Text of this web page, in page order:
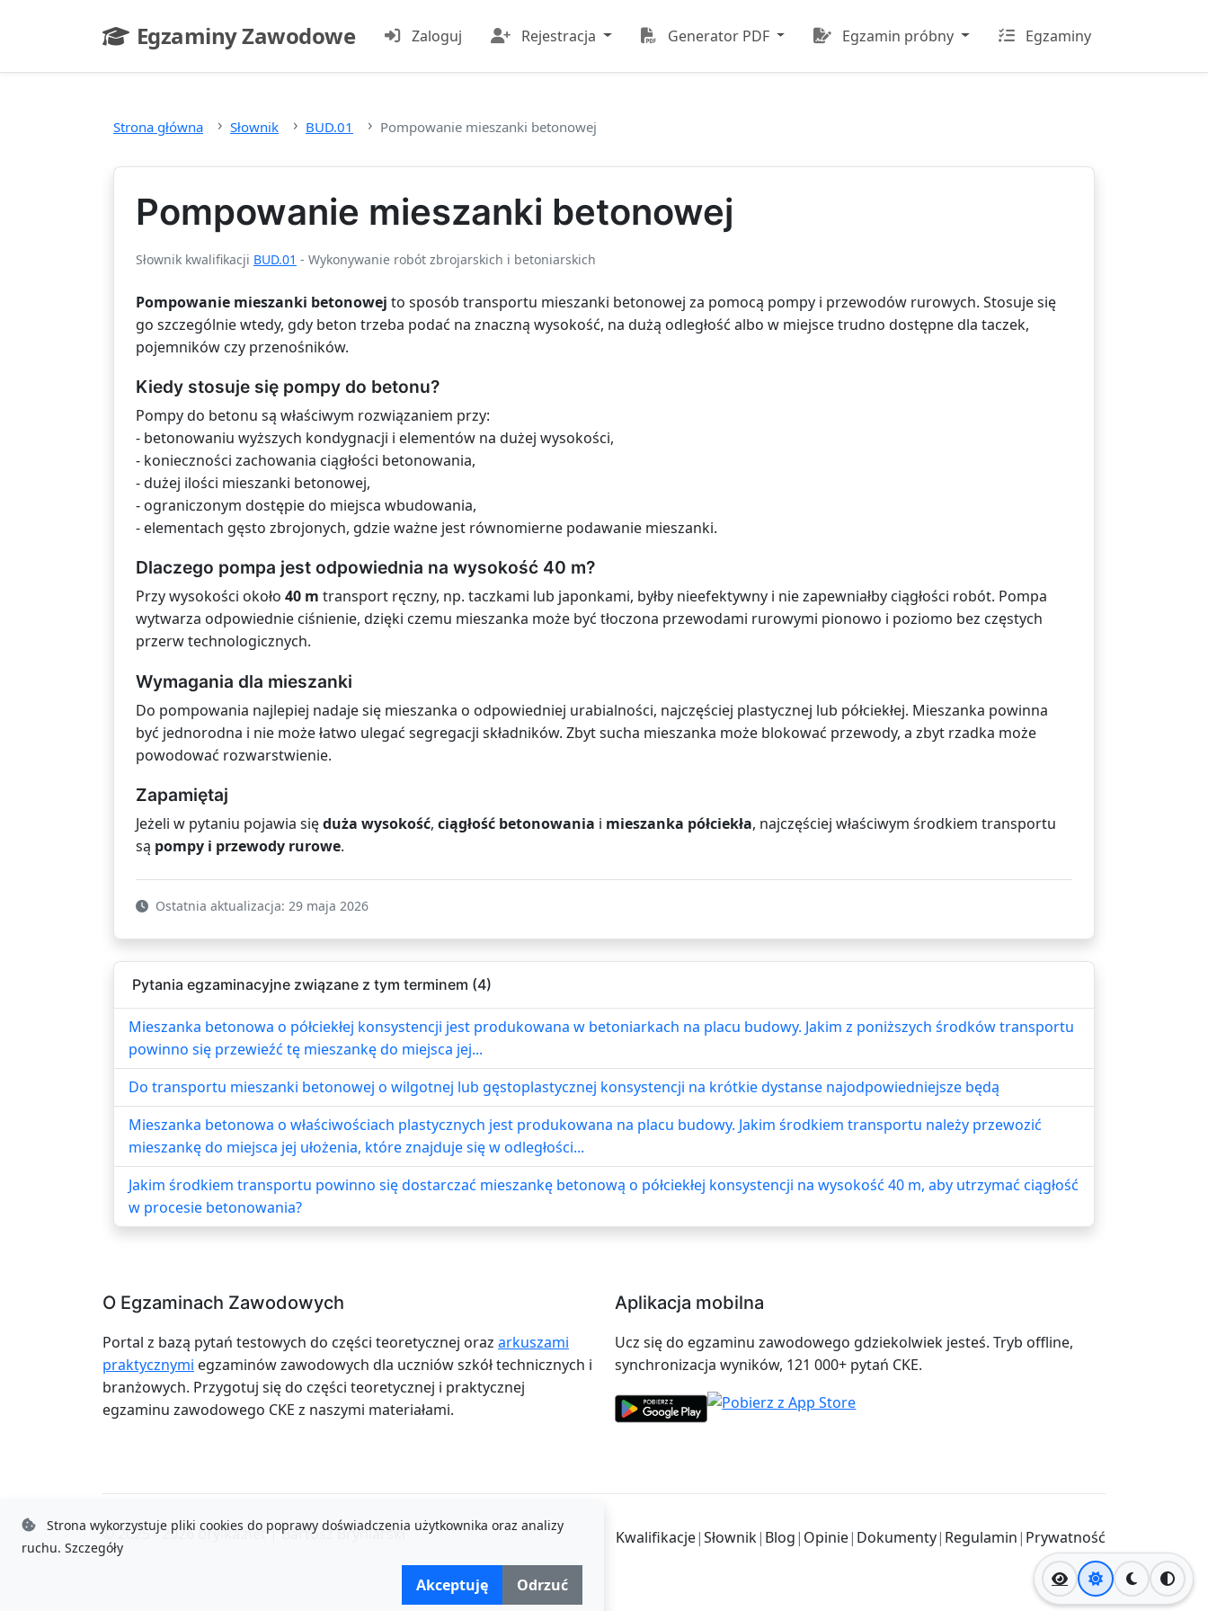
Jasny motyw
Ciemny
Egzaminy Zawodowe
- strona główna
Zaloguj Rejestracja Generator PDF Egzamin próbny Egzaminy
Strona główna Słownik BUD.01 Pompowanie mieszanki betonowej
Pompowanie mieszanki betonowej
Słownik kwalifikacji BUD.01 - Wykonywanie robót zbrojarskich i betoniarskich
Pompowanie mieszanki betonowej to sposób transportu mieszanki betonowej za pomocą pompy i przewodów rurowych. Stosuje się
go szczególnie wtedy, gdy beton trzeba podać na znaczną wysokość, na dużą odległość albo w miejsce trudno dostępne dla taczek,
pojemników czy przenośników.
Kiedy stosuje się pompy do betonu?
Pompy do betonu są właściwym rozwiązaniem przy:
- betonowaniu wyższych kondygnacji i elementów na dużej wysokości,
- konieczności zachowania ciągłości betonowania,
- dużej ilości mieszanki betonowej,
- ograniczonym dostępie do miejsca wbudowania,
- elementach gęsto zbrojonych, gdzie ważne jest równomierne podawanie mieszanki.
Dlaczego pompa jest odpowiednia na wysokość 40 m?
Przy wysokości około 40 m transport ręczny, np. taczkami lub japonkami, byłby nieefektywny i nie zapewniałby ciągłości robót. Pompa
wytwarza odpowiednie ciśnienie, dzięki czemu mieszanka może być tłoczona przewodami rurowymi pionowo i poziomo bez częstych
przerw technologicznych.
Wymagania dla mieszanki
Do pompowania najlepiej nadaje się mieszanka o odpowiedniej urabialności, najczęściej plastycznej lub półciekłej. Mieszanka powinna
być jednorodna i nie może łatwo ulegać segregacji składników. Zbyt sucha mieszanka może blokować przewody, a zbyt rzadka może
powodować rozwarstwienie.
Zapamiętaj
Jeżeli w pytaniu pojawia sięduża wysokość, ciągłość betonowania i mieszanka półciekła, najczęściej właściwym środkiem transportu
są pompy i przewody rurowe.
Ostatnia aktualizacja: 29 maja 2026
Pytania egzaminacyjne związane z tym terminem (4)
Mieszanka betonowa o półciekłej konsystencji jest produkowana w betoniarkach na placu budowy. Jakim z poniższych środków transportu
powinno się przewieźć tę mieszankę do miejsca jej...
Do transportu mieszanki betonowej o wilgotnej lub gęstoplastycznej konsystencji na krótkie dystanse najodpowiedniejsze będą
Mieszanka betonowa o właściwościach plastycznych jest produkowana na placu budowy. Jakim środkiem transportu należy przewozić
mieszankę do miejsca jej ułożenia, które znajduje się w odległości...
Jakim środkiem transportu powinno się dostarczać mieszankę betonową o półciekłej konsystencji na wysokość 40 m, aby utrzymać ciągłość
w procesie betonowania?
O Egzaminach Zawodowych
Portal z bazą pytań testowych do części teoretycznej oraz arkuszami
praktycznymi egzaminów zawodowych dla uczniów szkół technicznych i
branżowych. Przygotuj się do części teoretycznej i praktycznej
egzaminu zawodowego CKE z naszymi materiałami.
Aplikacja mobilna
Ucz się do egzaminu zawodowego gdziekolwiek jesteś. Tryb offline,
synchronizacja wyników, 121 000+ pytań CKE.
© 2025 - 2026 brylka.net |Bartosz Bryniarski Kwalifikacje|Słownik| Blog| Opinie| Dokumenty| Regulamin| Prywatność
Strona wykorzystuje pliki cookies do poprawy doświadczenia użytkownika oraz analizy
ruchu. Szczegóły
Akceptuję Odrzuć